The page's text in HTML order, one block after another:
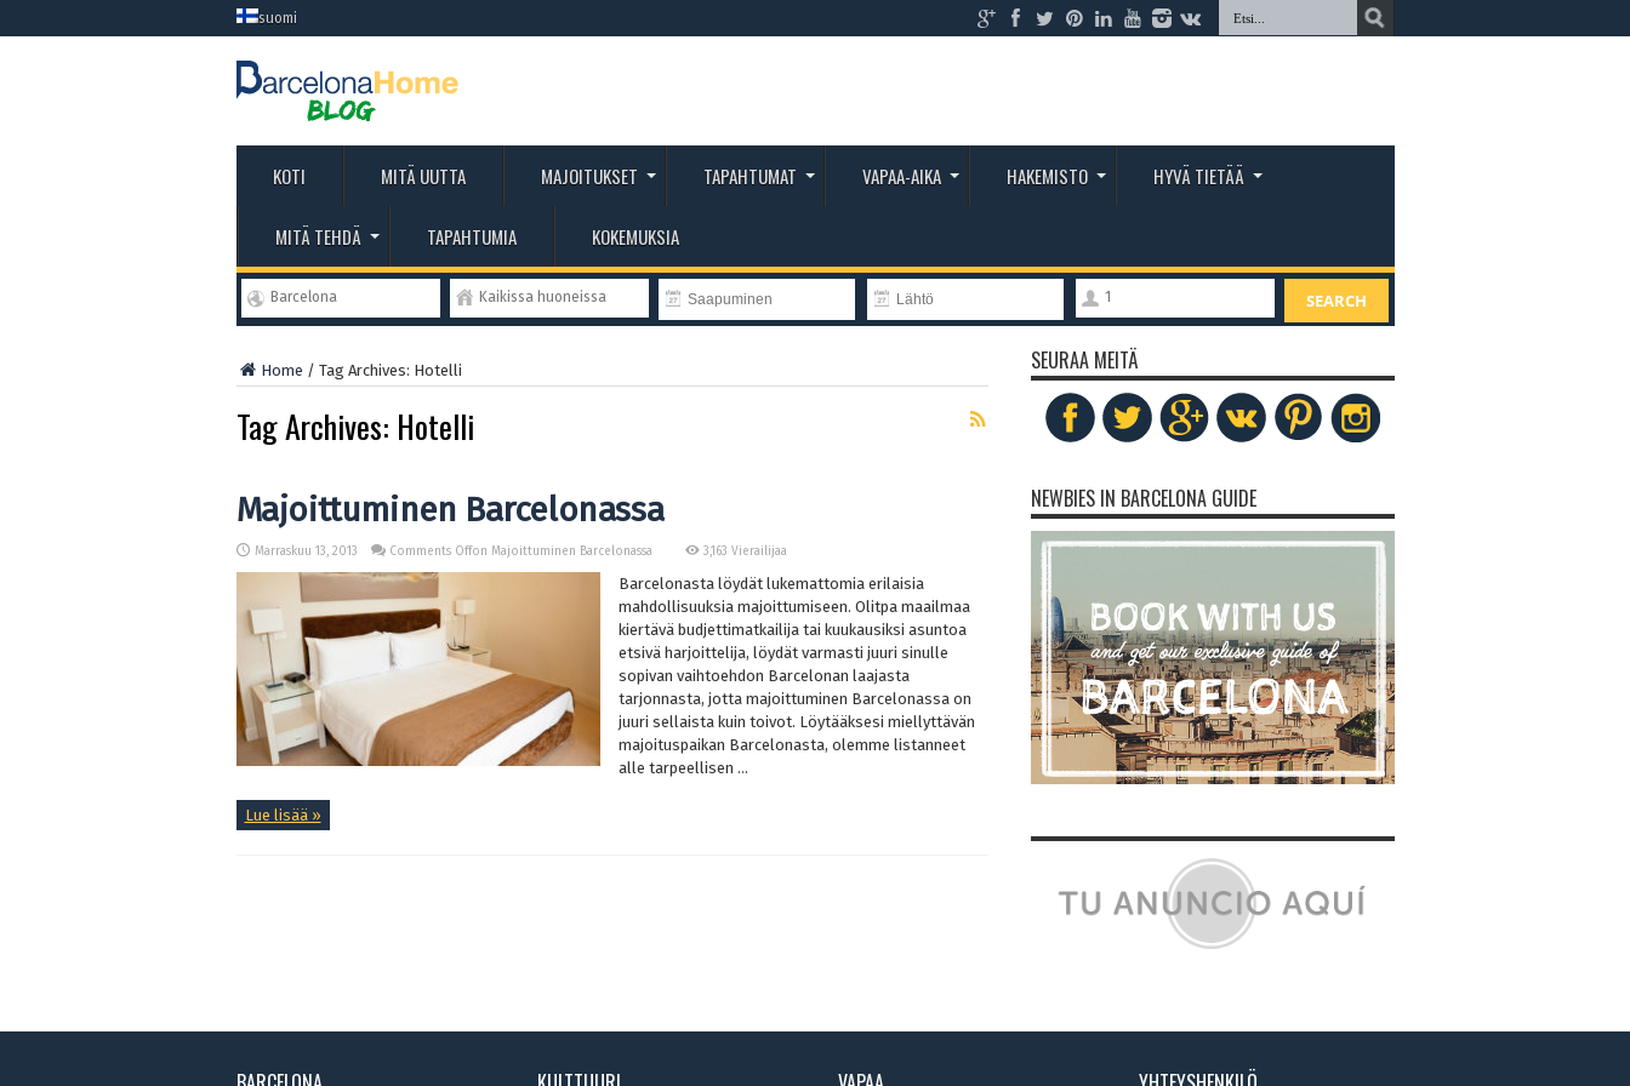
suomi
KOTI MITÄ UUTTA MAJOITUKSET TAPAHTUMAT VAPAA-AIKA HAKEMISTO HYVÄ TIETÄÄ
MITÄ TEHDÄ TAPAHTUMIA KOKEMUKSIA
Barcelona Kaikissa huoneissa 1 SEARCH
Home / Tag Archives: Hotelli
Tag Archives: Hotelli
Majoittuminen Barcelonassa
Marraskuu 13, 2013 Comments Offon Majoittuminen Barcelonassa 3,163 Vierailijaa
Barcelonasta löydät lukemattomia erilaisia
mahdollisuuksia majoittumiseen. Olitpa maailmaa
kiertävä budjettimatkailija tai kuukausiksi asuntoa
etsivä harjoittelija, löydät varmasti juuri sinulle
sopivan vaihtoehdon Barcelonan laajasta
tarjonnasta, jotta majoittuminen Barcelonassa on
juuri sellaista kuin toivot. Löytääksesi miellyttävän
majoituspaikan Barcelonasta, olemme listanneet
alle tarpeellisen ...
Lue lisää »
SEURAA MEITÄ
NEWBIES IN BARCELONA GUIDE